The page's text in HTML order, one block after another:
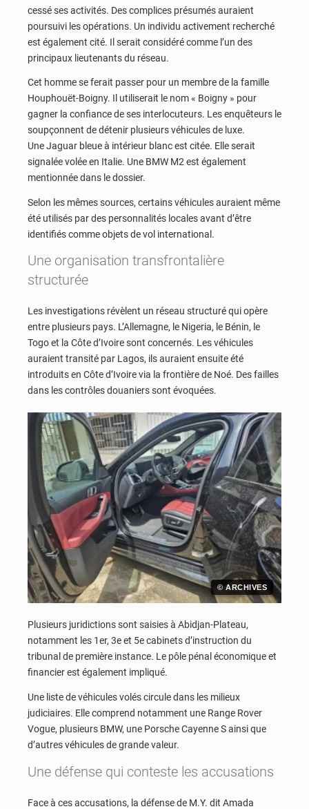
cessé ses activités. Des complices présumés auraient
poursuivi les opérations. Un individu activement recherché
est également cité. Il serait considéré comme l’un des
principaux lieutenants du réseau.
Cet homme se ferait passer pour un membre de la famille
Houphouët-Boigny. Il utiliserait le nom « Boigny » pour
gagner la confiance de ses interlocuteurs. Les enquêteurs le
soupçonnent de détenir plusieurs véhicules de luxe.
Une Jaguar bleue à intérieur blanc est citée. Elle serait
signalée volée en Italie. Une BMW M2 est également
mentionnée dans le dossier.
Selon les mêmes sources, certains véhicules auraient même
été utilisés par des personnalités locales avant d’être
identifiés comme objets de vol international.
Une organisation transfrontalière
structurée
Les investigations révèlent un réseau structuré qui opère
entre plusieurs pays. L’Allemagne, le Nigeria, le Bénin, le
Togo et la Côte d’Ivoire sont concernés. Les véhicules
auraient transité par Lagos, ils auraient ensuite été
introduits en Côte d’Ivoire via la frontière de Noé. Des failles
dans les contrôles douaniers sont évoquées.
© ARCHIVES
Plusieurs juridictions sont saisies à Abidjan-Plateau,
notamment les 1er, 3e et 5e cabinets d’instruction du
tribunal de première instance. Le pôle pénal économique et
financier est également impliqué.
Une liste de véhicules volés circule dans les milieux
judiciaires. Elle comprend notamment une Range Rover
Vogue, plusieurs BMW, une Porsche Cayenne S ainsi que
d’autres véhicules de grande valeur.
Une défense qui conteste les accusations
Face à ces accusations, la défense de M.Y. dit Amada